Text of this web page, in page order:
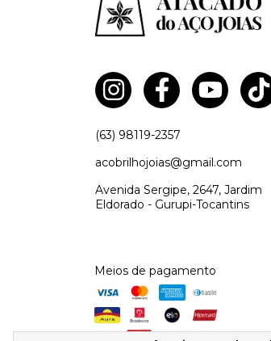
(63) 98119-2357
acobrilhojoias@gmail.com
Avenida Sergipe, 2647, Jardim
Eldorado - Gurupi-Tocantins
Meios de pagamento